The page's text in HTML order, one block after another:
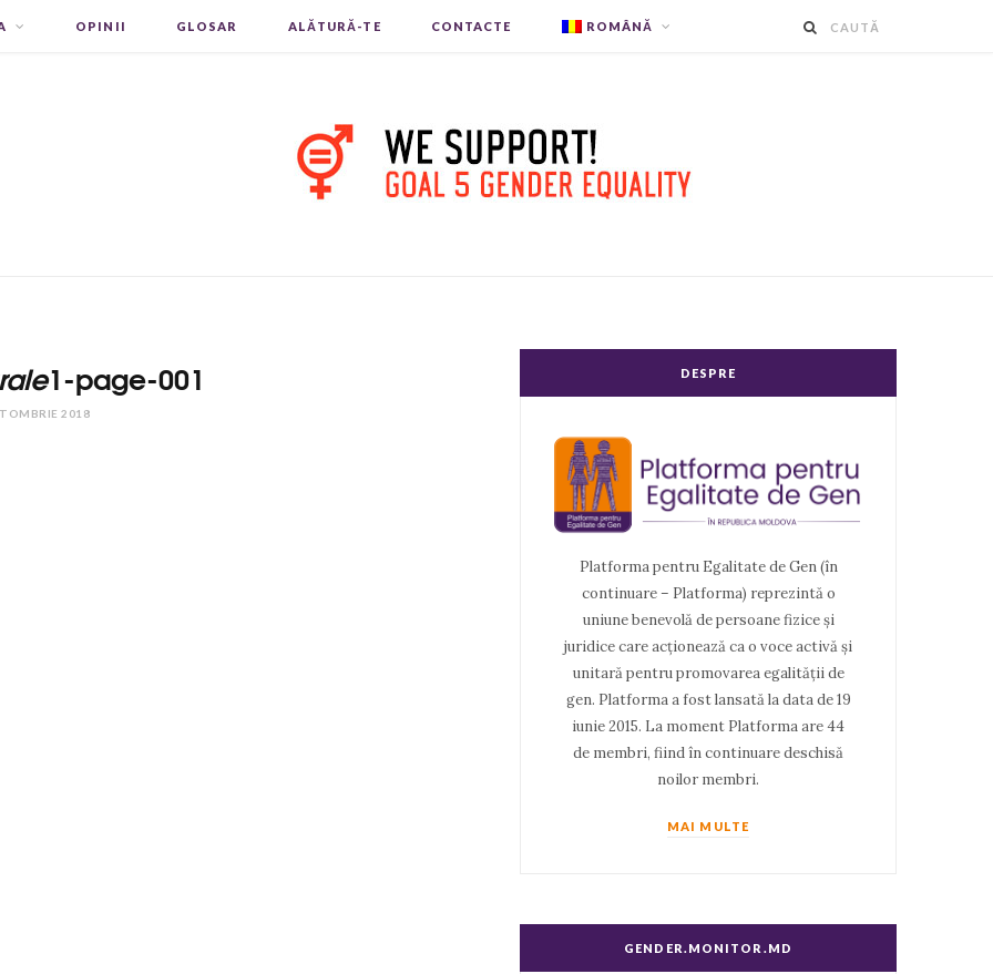
OPINII GLOSAR ALĂTURĂ-TE CONTACTE ROMÂNĂ
1-page-001
2018
DESPRE
Platforma pentru Egalitate de Gen (în
continuare – Platforma) reprezintă o
uniune benevolă de persoane fizice și
juridice care acționează ca o voce activă și
unitară pentru promovarea egalității de
gen. Platforma a fost lansată la data de 19
iunie 2015. La moment Platforma are 44
de membri, fiind în continuare deschisă
noilor membri.
MAI MULTE
GENDER.MONITOR.MD